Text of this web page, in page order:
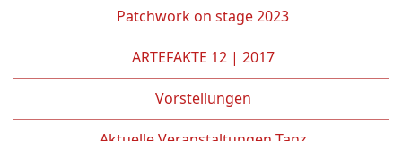
Patchwork on stage 2023
ARTEFAKTE 12 | 2017
Vorstellungen